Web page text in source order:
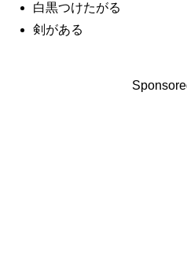
白黒つけたがる
剣がある